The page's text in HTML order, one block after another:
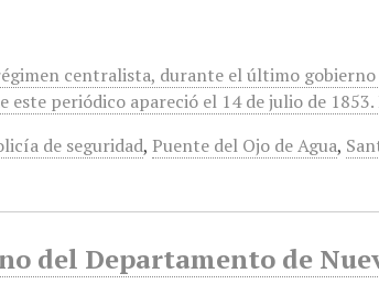
centralista, durante el último
periódico apareció el 14 de julio de
de seguridad, Puente del Ojo de Agua,
del Departamento de